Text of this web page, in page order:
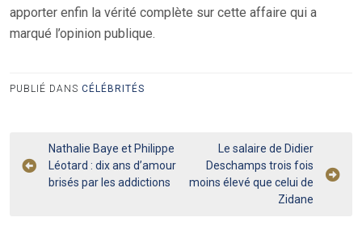
apporter enfin la vérité complète sur cette affaire qui a
marqué l’opinion publique.
PUBLIÉ DANS CÉLÉBRITÉS
Navigation
de
Nathalie Baye et Philippe
Léotard : dix ans d’amour
brisés par les addictions
Le salaire de Didier
Deschamps trois fois
moins élevé que celui de
Zidane